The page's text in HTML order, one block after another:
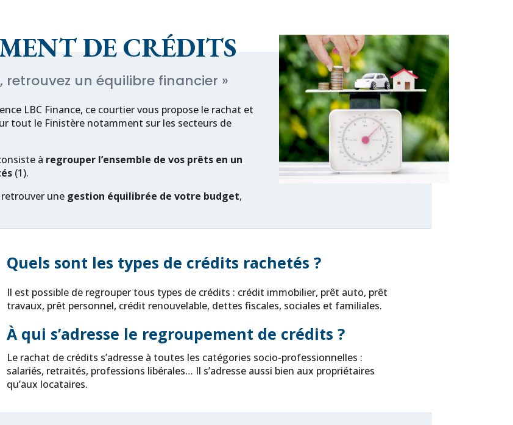
DE CRÉDITS
retrouvez un équilibre financier »
LBC Finance, ce courtier vous propose le rachat et
tout le Finistère notamment sur les secteurs de
à regrouper l’ensemble de vos prêts en un
(1).
une gestion équilibrée de votre budget,
Quels sont les types de crédits rachetés ?
Il est possible de regrouper tous types de crédits : crédit immobilier, prêt auto, prêt
travaux, prêt personnel, crédit renouvelable, dettes fiscales, sociales et familiales.
À qui s’adresse le regroupement de crédits ?
Le rachat de crédits s’adresse à toutes les catégories socio-professionnelles :
salariés, retraités, professions libérales… Il s’adresse aussi bien aux propriétaires
qu’aux locataires.